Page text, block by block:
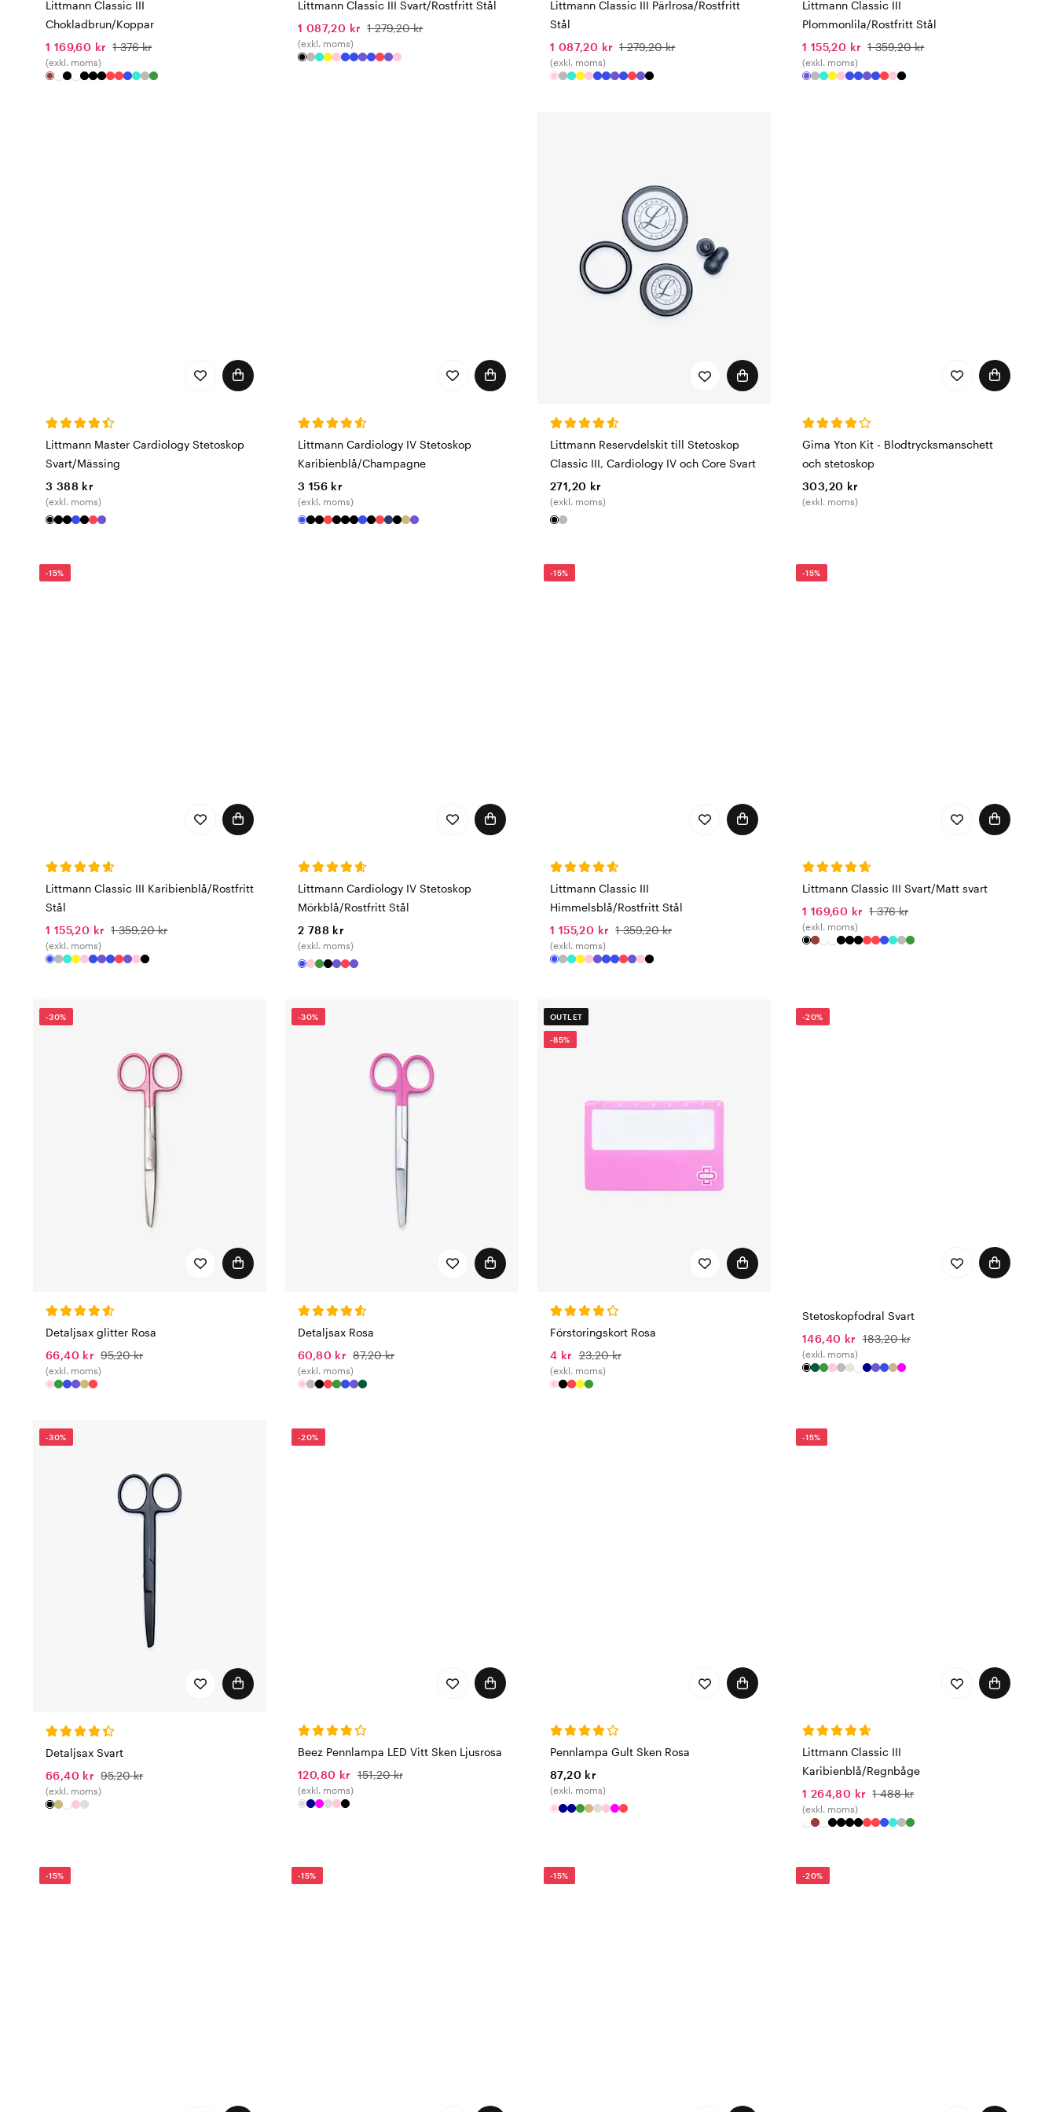
Littmann Classic III
Chokladbrun/Koppar
1 169,60 kr 1 376 kr
(exkl. moms)
Littmann Classic III Svart/Rostfritt Stål
1 087,20 kr 1 279,20 kr
(exkl. moms)
Littmann Classic III Pärlrosa/Rostfritt
Stål
1 087,20 kr 1 279,20 kr
(exkl. moms)
Littmann Classic III
Plommonlila/Rostfritt Stål
1 155,20 kr 1 359,20 kr
(exkl. moms)
Littmann Master Cardiology Stetoskop
Svart/Mässing
3 388 kr
(exkl. moms)
Littmann Cardiology IV Stetoskop
Karibienblå/Champagne
3 156 kr
(exkl. moms)
Littmann Reservdelskit till Stetoskop
Classic III, Cardiology IV och Core Svart
271,20 kr
(exkl. moms)
Gima Yton Kit - Blodtrycksmanschett
och stetoskop
303,20 kr
(exkl. moms)
-15%
Littmann Classic III Karibienblå/Rostfritt
Stål
1 155,20 kr 1 359,20 kr
(exkl. moms)
Littmann Cardiology IV Stetoskop
Mörkblå/Rostfritt Stål
2 788 kr
(exkl. moms)
-15%
Littmann Classic III
Himmelsblå/Rostfritt Stål
1 155,20 kr 1 359,20 kr
(exkl. moms)
-15%
Littmann Classic III Svart/Matt svart
1 169,60 kr 1 376 kr
(exkl. moms)
-30%
Detaljsax glitter Rosa
66,40 kr 95,20 kr
(exkl. moms)
-30%
Detaljsax Rosa
60,80 kr 87,20 kr
(exkl. moms)
OUTLET
-85%
Förstoringskort Rosa
4 kr 23,20 kr
(exkl. moms)
-20%
Stetoskopfodral Svart
146,40 kr 183,20 kr
(exkl. moms)
-30%
Detaljsax Svart
66,40 kr 95,20 kr
(exkl. moms)
-20%
Beez Pennlampa LED Vitt Sken Ljusrosa
120,80 kr 151,20 kr
(exkl. moms)
Pennlampa Gult Sken Rosa
87,20 kr
(exkl. moms)
-15%
Littmann Classic III
Karibienblå/Regnbåge
1 264,80 kr 1 488 kr
(exkl. moms)
-15% -15% -15% -20%